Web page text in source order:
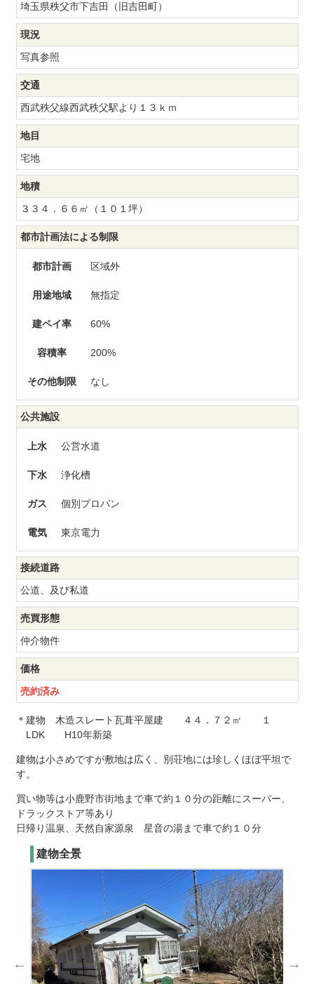
埼玉県秩父市下吉田（旧吉田町）
現況
写真参照
交通
西武秩父線西武秩父駅より１３ｋｍ
地目
宅地
地積
３３４．６６㎡（１０１坪）
都市計画法による制限
都市計画 区域外
用途地域 無指定
建ペイ率 60%
容積率 200%
その他制限 なし
公共施設
上水 公営水道
下水 浄化槽
ガス 個別プロパン
電気 東京電力
接続道路
公道、及び私道
売買形態
仲介物件
価格
売約済み
＊建物 木造スレート瓦葺平屋建 ４４．７２㎡ １
LDK H10年新築
建物は小さめですが敷地は広く、別荘地には珍しくほぼ平坦で
す。
買い物等は小鹿野市街地まで車で約１０分の距離にスーパー、
ドラックストア等あり
日帰り温泉、天然自家源泉 星音の湯まで車で約１０分
建物全景